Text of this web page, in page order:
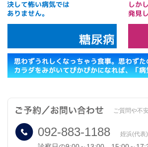
ご質問や不
092-883-1188 姪浜(代表)